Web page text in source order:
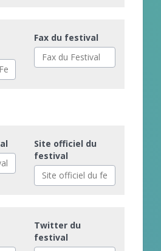
Fax du festival
Site officiel du
festival
Twitter du
festival